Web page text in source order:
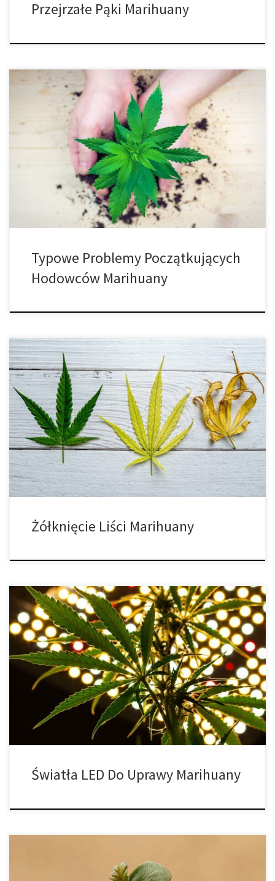
Przejrzałe Pąki Marihuany
Kto powiedział, że uprawa marihuany jest łatwa? Tak, roślina
może być tylko chwastem, ale aby wyhodować wysokiej jakości
rośliny, musisz zwrócić na nie uwagę. Ponadto nie zapominaj, że
nasiona konopi są drogie, podobnie jak wszystkie inne akcesoria
ogrodnicze. Przynajmniej nie chcesz marnować pieniędzy, czasu i
energii. Ale czasami nowi hodowcy […]
Typowe Problemy Początkujących
Hodowców Marihuany
Dlaczego liście marihuany żółkną w fazie kwitnienia? Kiedy liście
marihuany zaczynają żółknąć w połowie fazy kwitnienia, zwykle
jest to znak, że coś stresuje roślinę. W tym przypadku różne
czynniki, od chorób roślin i szkodników po niedobory składników
odżywczych, mogą wywołać chlorozę. Więcej na ten temat
później. Ale zanim przejdziemy dalej, […]
Żółknięcie Liści Marihuany
Jeśli jesteś gotowy, aby podnieść poziom uprawy marihuany,
czas rozważyć oświetlenie LED. Te nowoczesne cuda szybko stały
się najlepszym wyborem dla ogrodników domowych i to z
dobrego powodu. Oferują pełne spektrum światła, które wspiera
każdy etap wzrostu — od siewki do kwitnienia — i
zrewolucjonizowały sposób, w jaki uprawiamy marihuanę. […]
Światła LED Do Uprawy Marihuany